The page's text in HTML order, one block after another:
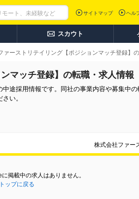
サイトマップ ヘル
スカウト
ァーストリテイリング【ポジションマッチ登録】
マッチ登録】の転職・求人情報
途採用情報です。同社の事業内容や募集中
い。
株式会社ファー
掲載中の求人はありません。
ップに戻る